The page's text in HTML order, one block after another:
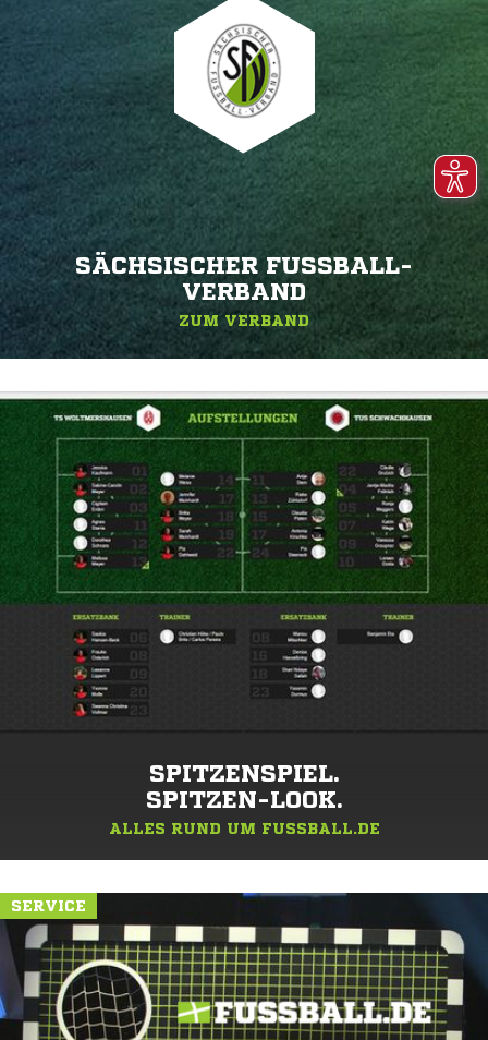
SÄCHSISCHER FUSSBALL-V
ERBAND
ZUM VERBAND
SPITZENSPIEL.
SPITZEN-LOOK.
ALLES RUND UM FUSSBALL.DE
SERVICE